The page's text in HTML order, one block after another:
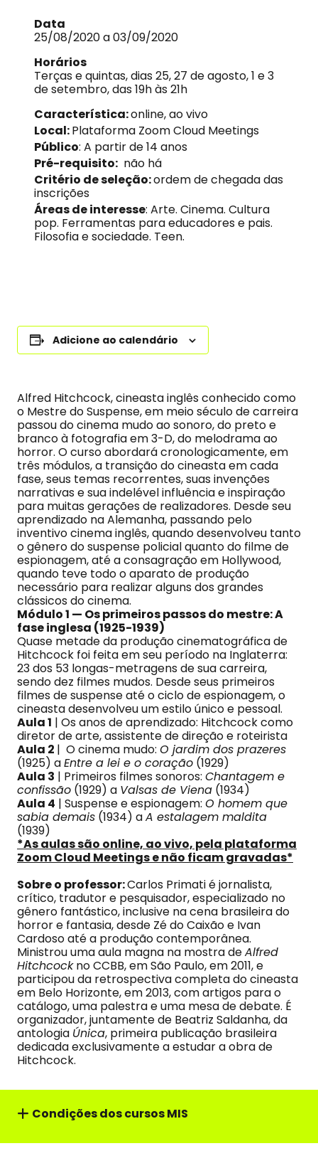
Data
25/08/2020 a 03/09/2020
Horários
Terças e quintas, dias 25, 27 de agosto, 1 e 3
de setembro, das 19h às 21h
Característica:online, ao vivo
Local:Plataforma Zoom Cloud Meetings
Público: A partir de 14 anos
Pré-requisito: não há
Critério de seleção:ordem de chegada das
inscrições
Áreas de interesse: Arte. Cinema. Cultura
pop. Ferramentas para educadores e pais.
Filosofia e sociedade. Teen.
Adicione ao calendário
Alfred Hitchcock, cineasta inglês conhecido como
o Mestre do Suspense, em meio século de carreira
passou do cinema mudo ao sonoro, do preto e
branco à fotografia em 3-D, do melodrama ao
horror. O curso abordará cronologicamente, em
três módulos, a transição do cineasta em cada
fase, seus temas recorrentes, suas invenções
narrativas e sua indelével influência e inspiração
para muitas gerações de realizadores. Desde seu
aprendizado na Alemanha, passando pelo
inventivo cinema inglês, quando desenvolveu tanto
o gênero do suspense policial quanto do filme de
espionagem, até a consagração em Hollywood,
quando teve todo o aparato de produção
necessário para realizar alguns dos grandes
clássicos do cinema.
Módulo 1 — Os primeiros passos do mestre: A
fase inglesa (1925-1939)
Quase metade da produção cinematográfica de
Hitchcock foi feita em seu período na Inglaterra:
23 dos 53 longas-metragens de sua carreira,
sendo dez filmes mudos. Desde seus primeiros
filmes de suspense até o ciclo de espionagem, o
cineasta desenvolveu um estilo único e pessoal.
Aula 1 | Os anos de aprendizado: Hitchcock como
diretor de arte, assistente de direção e roteirista
Aula 2 | O cinema mudo: O jardim dos prazeres
(1925) aEntre a lei e o coração (1929)
Aula 3 | Primeiros filmes sonoros: Chantagem e
confissão (1929) a Valsas de Viena (1934)
Aula 4 | Suspense e espionagem: O homem que
sabia demais (1934) aA estalagem maldita
(1939)
*As aulas são online, ao vivo, pela plataforma
Zoom Cloud Meetings e não ficam gravadas*
Sobre o professor:Carlos Primati é jornalista,
crítico, tradutor e pesquisador, especializado no
gênero fantástico, inclusive na cena brasileira do
horror e fantasia, desde Zé do Caixão e Ivan
Cardoso até a produção contemporânea.
Ministrou uma aula magna na mostra deAlfred
Hitchcockno CCBB, em São Paulo, em 2011, e
participou da retrospectiva completa do cineasta
em Belo Horizonte, em 2013, com artigos para o
catálogo, uma palestra e uma mesa de debate. É
organizador, juntamente de Beatriz Saldanha, da
antologia Única, primeira publicação brasileira
dedicada exclusivamente a estudar a obra de
Hitchcock.
Condições dos cursos MIS